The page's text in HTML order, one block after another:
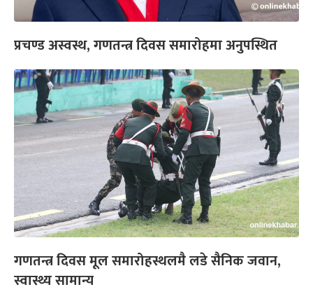
प्रचण्ड अस्वस्थ, गणतन्त्र दिवस समारोहमा अनुपस्थित
गणतन्त्र दिवस मूल समारोहस्थलमै लडे सैनिक जवान,
स्वास्थ्य सामान्य